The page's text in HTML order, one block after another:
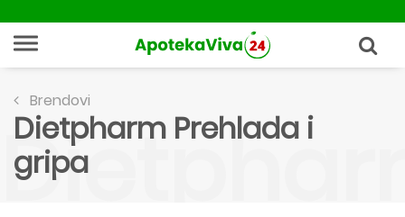
Brendovi
Dietpharm Prehlada i
gripa